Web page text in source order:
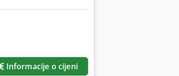
Informacije o cijeni